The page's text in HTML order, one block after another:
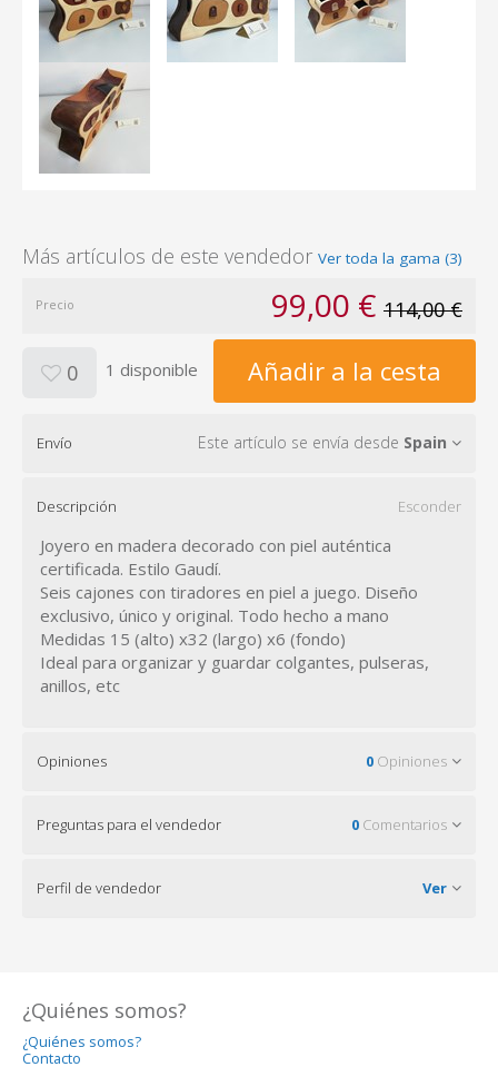
Más artículos de este vendedor Ver toda la gama (3)
Precio 99,00 € 114,00 €
0 1 disponible Añadir a la cesta
Envío Este artículo se envía desde Spain
Descripción Esconder
Joyero en madera decorado con piel auténtica
certificada. Estilo Gaudí.
Seis cajones con tiradores en piel a juego. Diseño
exclusivo, único y original. Todo hecho a mano
Medidas 15 (alto) x32 (largo) x6 (fondo)
Ideal para organizar y guardar colgantes, pulseras,
anillos, etc
Opiniones 0 Opiniones
Preguntas para el vendedor 0 Comentarios
Perfil de vendedor Ver
¿Quiénes somos?
¿Quiénes somos?
Contacto